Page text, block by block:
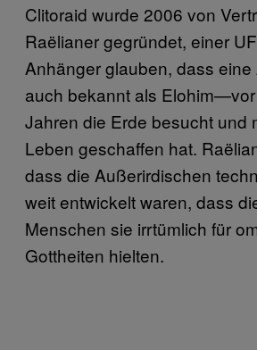
Clitoraid wurde 2006 von
Raëlianer gegründet, einer
Anhänger glauben, dass
auch bekannt als
Jahren die Erde besucht und
Leben geschaffen hat.
dass die Außerirdischen
weit entwickelt waren, dass
Menschen sie irrtümlich für
Gottheiten hielten.